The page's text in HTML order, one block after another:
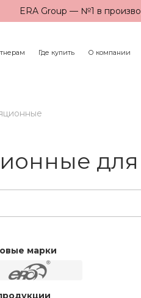
ERA Group — №1 в
Где купить О компании
марки